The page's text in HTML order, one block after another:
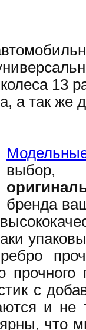
13
а так же
выбор,
бренда
с
и не
что